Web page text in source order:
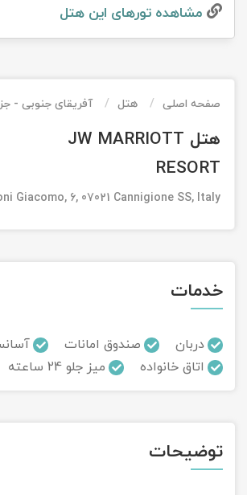
مشاهده تور‌های این هتل
صفحه اصلی هتل آفریقای جنوبی -
هتل JW MARRIOTT
RESORT
Giacomo, 6, 07021 Cannigione SS, Italy
خدمات
دربان صندوق امانات
اتاق خانواده
میز جلو 24 ساعته
توضیحات
تور کویر کاراکال
تور کویر مصر
تور کویر ابوزیدآباد
تور هرمز
تور مرداب سراوان
تور گلستان
تور سوباتان
تور مرداب هسل
تور کیش از ساری
اقساطی
تور کیش از بندرعباس
اقساطی
تور قزاقستان اقساطی
تور زیارتی اقساطی